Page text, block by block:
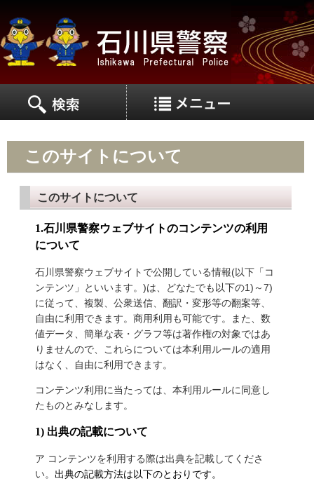
このサイトについて
このサイトについて
1.石川県警察ウェブサイトのコンテンツの利用
について
石川県警察ウェブサイトで公開している情報(以下「コ
ンテンツ」といいます。)は、どなたでも以下の1)～7)
に従って、複製、公衆送信、翻訳・変形等の翻案等、
自由に利用できます。商用利用も可能です。また、数
値データ、簡単な表・グラフ等は著作権の対象ではあ
りませんので、これらについては本利用ルールの適用
はなく、自由に利用できます。
コンテンツ利用に当たっては、本利用ルールに同意し
たものとみなします。
1) 出典の記載について
ア コンテンツを利用する際は出典を記載してくださ
い。 出典の記載方法は以下のとおりです。